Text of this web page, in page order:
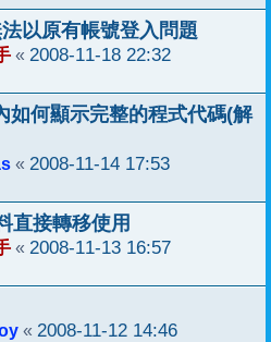
法以原有帳號登入問題
« 2008-11-18 22:32
如何顯示完整的程式代碼(解
« 2008-11-14 17:53
直接轉移使用
« 2008-11-13 16:57
« 2008-11-12 14:46